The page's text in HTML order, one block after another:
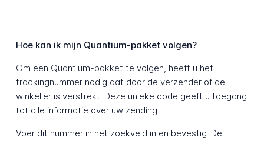
Hoe kan ik mijn Quantium-pakket volgen?
Om een Quantium-pakket te volgen, heeft u het
trackingnummer nodig dat door de verzender of de
winkelier is verstrekt. Deze unieke code geeft u toegang
tot alle informatie over uw zending.
Voer dit nummer in het zoekveld in en bevestig. De